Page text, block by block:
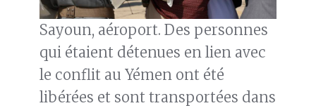
Sayoun, aéroport. Des personnes
qui étaient détenues en lien avec
le conflit au Yémen ont été
libérées et sont transportées dans